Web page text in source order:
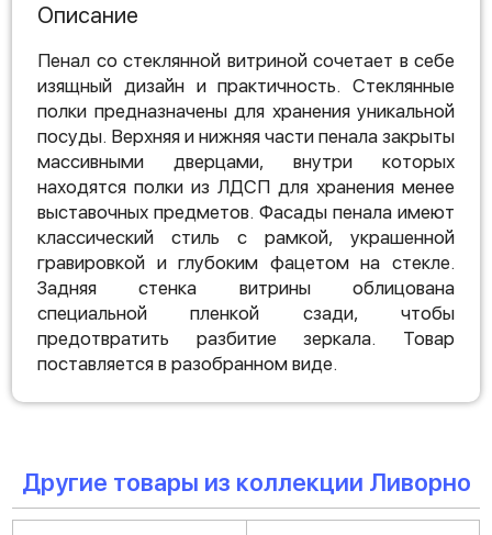
Описание
Пенал со стеклянной витриной сочетает в себе
изящный дизайн и практичность. Стеклянные
полки предназначены для хранения уникальной
посуды. Верхняя и нижняя части пенала закрыты
массивными дверцами, внутри которых
находятся полки из ЛДСП для хранения менее
выставочных предметов. Фасады пенала имеют
классический стиль с рамкой, украшенной
гравировкой и глубоким фацетом на стекле.
Задняя стенка витрины облицована
специальной пленкой сзади, чтобы
предотвратить разбитие зеркала. Товар
поставляется в разобранном виде.
Другие товары из коллекции Ливорно